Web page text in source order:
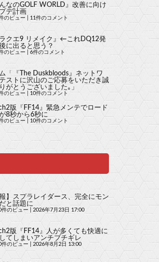
んなのGOLF WORLD』改善に向け
デ計画
のビュー 11件のコメント
ラクエ9 リメイク』←これDQ12発
に出ると思う？
のビュー 6件のコメント
「『The Duskbloods』ネットワ
ストに沢山のご応募をいただき誠
がとうございました｡」
のビュー 10件のコメント
版『FF14』緊急メンテでロード
8秒から6秒に
のビュー 10件のコメント
報】スプラレイダース、完全にモン
と話題に
件のビュー 2026年7月23日 17:00
版『FF14』人が多くても快適に
てしまいアンチブチギレ
件のビュー |2026年8月2日 13:00